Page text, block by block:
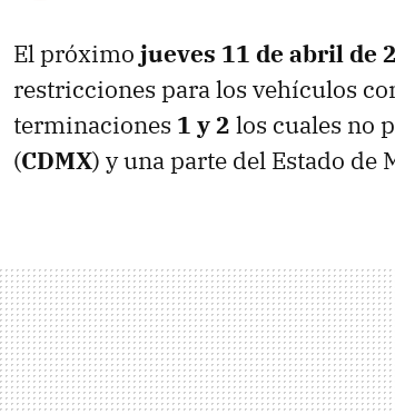
El próximo jueves 11 de abril de
restricciones para los vehículos
terminaciones 1 y 2 los cuales no
(CDMX) y una parte del Estado de